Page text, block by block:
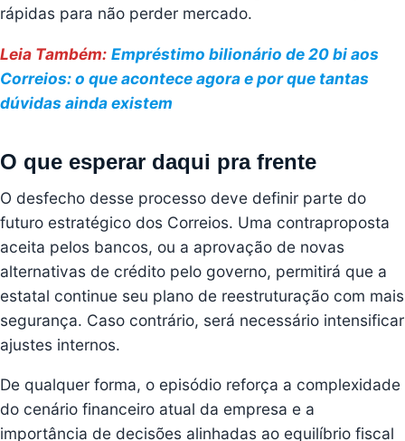
rápidas para não perder mercado.
Leia Também: Empréstimo bilionário de 20 bi aos
Correios: o que acontece agora e por que tantas
dúvidas ainda existem
O que esperar daqui pra frente
O desfecho desse processo deve definir parte do
futuro estratégico dos Correios. Uma contraproposta
aceita pelos bancos, ou a aprovação de novas
alternativas de crédito pelo governo, permitirá que a
estatal continue seu plano de reestruturação com mais
segurança. Caso contrário, será necessário intensificar
ajustes internos.
De qualquer forma, o episódio reforça a complexidade
do cenário financeiro atual da empresa e a
importância de decisões alinhadas ao equilíbrio fiscal